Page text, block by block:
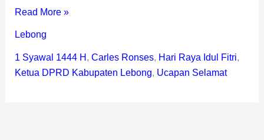
Read More »
Lebong
1 Syawal 1444 H , Carles Ronses, Hari Raya Idul Fitri,
Ketua DPRD Kabupaten Lebong, Ucapan Selamat